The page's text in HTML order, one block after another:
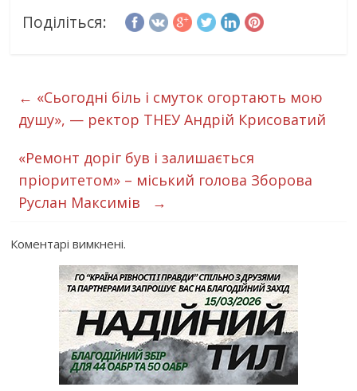
Поділіться:
← «Сьогодні біль і смуток огортають мою
душу», — ректор ТНЕУ Андрій Крисоватий
«Ремонт доріг був і залишається
пріоритетом» – міський голова Зборова
Руслан Максимів
→
Коментарі вимкнені.